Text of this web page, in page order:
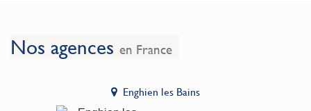
Nos agences en France
Enghien les Bains